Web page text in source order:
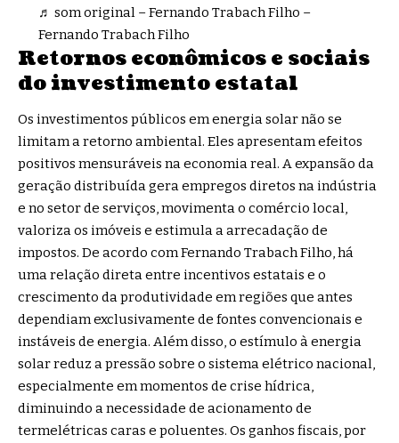
♬ som original – Fernando Trabach Filho –
Fernando Trabach Filho
Retornos econômicos e sociais
do investimento estatal
Os investimentos públicos em energia solar não se
limitam a retorno ambiental. Eles apresentam efeitos
positivos mensuráveis na economia real. A expansão da
geração distribuída gera empregos diretos na indústria
e no setor de serviços, movimenta o comércio local,
valoriza os imóveis e estimula a arrecadação de
impostos. De acordo com Fernando Trabach Filho, há
uma relação direta entre incentivos estatais e o
crescimento da produtividade em regiões que antes
dependiam exclusivamente de fontes convencionais e
instáveis de energia. Além disso, o estímulo à energia
solar reduz a pressão sobre o sistema elétrico nacional,
especialmente em momentos de crise hídrica,
diminuindo a necessidade de acionamento de
termelétricas caras e poluentes. Os ganhos fiscais, por